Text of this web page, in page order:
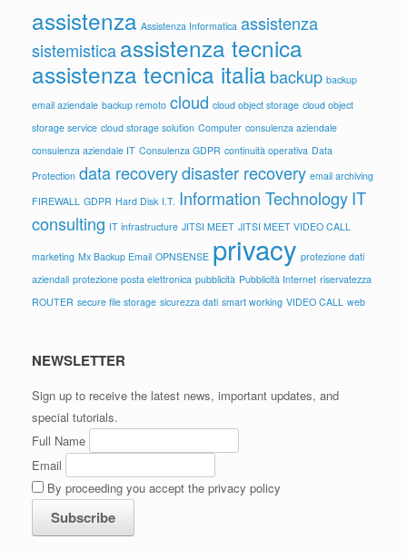
assistenza Assistenza Informatica assistenza
sistemisticaassistenza tecnica
assistenza tecnica italia backup backup
email aziendale backup remoto cloud cloud object storage cloud object
storage service cloud storage solution Computer consulenza aziendale
consulenza aziendale IT Consulenza GDPR continuità operativa Data
Protection data recoverydisaster recovery email archiving
FIREWALL GDPR Hard Disk I.T. Information TechnologyIT
consulting IT infrastructure JITSI MEET JITSI MEET VIDEO CALL
marketing Mx Backup Email OPNSENSE privacy protezione dati
aziendali protezione posta elettronica pubblicità Pubblicità Internet riservatezza
ROUTER secure file storage sicurezza dati smart working VIDEO CALL web
NEWSLETTER
Sign up to receive the latest news, important updates, and
special tutorials.
Full Name
Email
By proceeding you accept the privacy policy